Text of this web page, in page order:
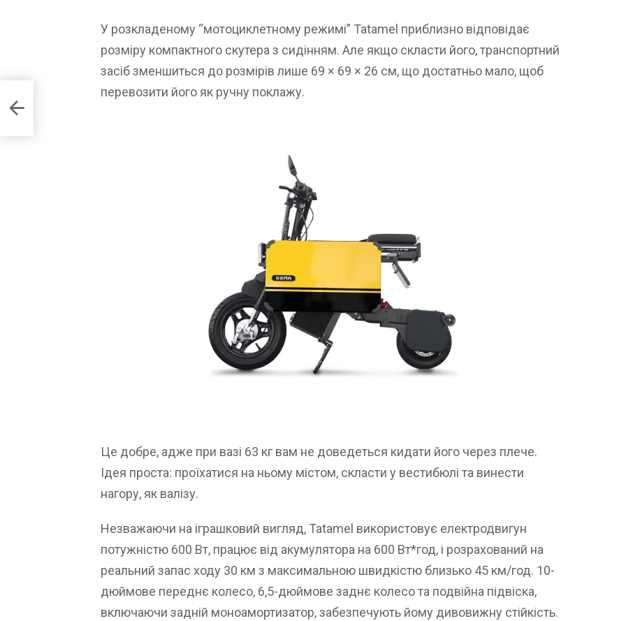
У розкладеному “мотоциклетному режимі” Tatamel приблизно відповідає
розміру компактного скутера з сидінням. Але якщо скласти його, транспортний
засіб зменшиться до розмірів лише 69 × 69 × 26 см, що достатньо мало, щоб
перевозити його як ручну поклажу.
Це добре, адже при вазі 63 кг вам не доведеться кидати його через плече.
Ідея проста: проїхатися на ньому містом, скласти у вестибюлі та винести
нагору, як валізу.
Незважаючи на іграшковий вигляд, Tatamel використовує електродвигун
потужністю 600 Вт, працює від акумулятора на 600 Вт*год, і розрахований на
реальний запас ходу 30 км з максимальною швидкістю близько 45 км/год. 10-
дюймове переднє колесо, 6,5-дюймове заднє колесо та подвійна підвіска,
включаючи задній моноамортизатор, забезпечують йому дивовижну стійкість.
та